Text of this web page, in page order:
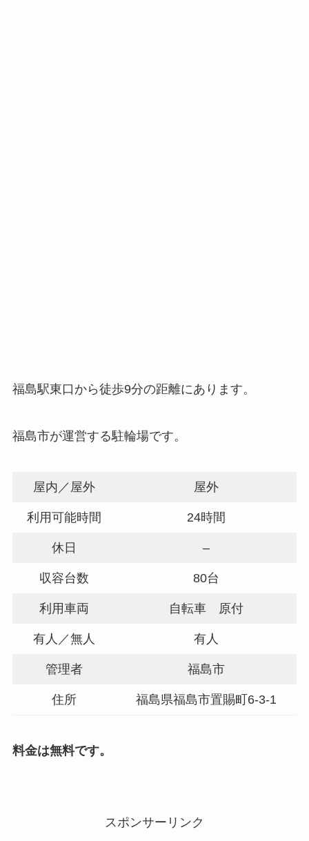
福島駅東口から徒歩9分の距離にあります。
福島市が運営する駐輪場です。
屋内／屋外 屋外
利用可能時間 24時間
休日 –
収容台数 80台
利用車両 自転車 原付
有人／無人 有人
管理者 福島市
住所 福島県福島市置賜町6-3-1
料金は無料です。
スポンサーリンク